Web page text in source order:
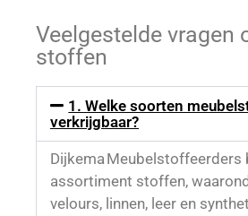
Veelgestelde vragen
stoffen
1. Welke soorten
verkrijgbaar?
Dijkema Meubelstoffeerders
assortiment stoffen,
velours, linnen, leer en